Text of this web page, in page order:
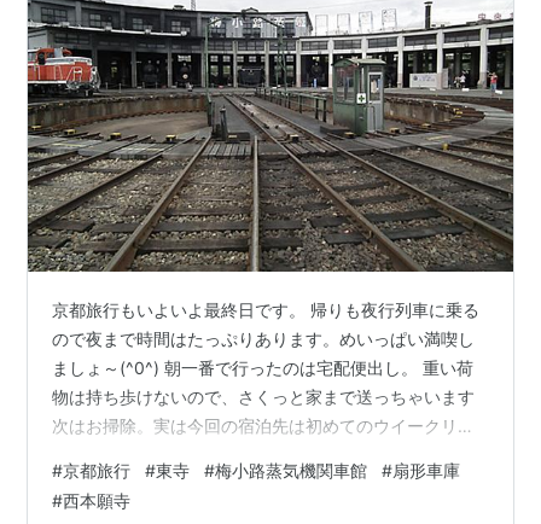
京都旅行もいよいよ最終日です。 帰りも夜行列車に乗る
ので夜まで時間はたっぷりあります。めいっぱい満喫し
ましょ～(^0^) 朝一番で行ったのは宅配便出し。 重い荷
物は持ち歩けないので、さくっと家まで送っちゃいます
次はお掃除。実は今回の宿泊先は初めてのウイークリー
自分達で片付けなければなりません（その分お安いんで
すが） まぁ部屋には寝に帰るくらいだったので、そんな
#京都旅行 #東寺 #梅小路蒸気機関車館 #扇形車庫
#西本願寺